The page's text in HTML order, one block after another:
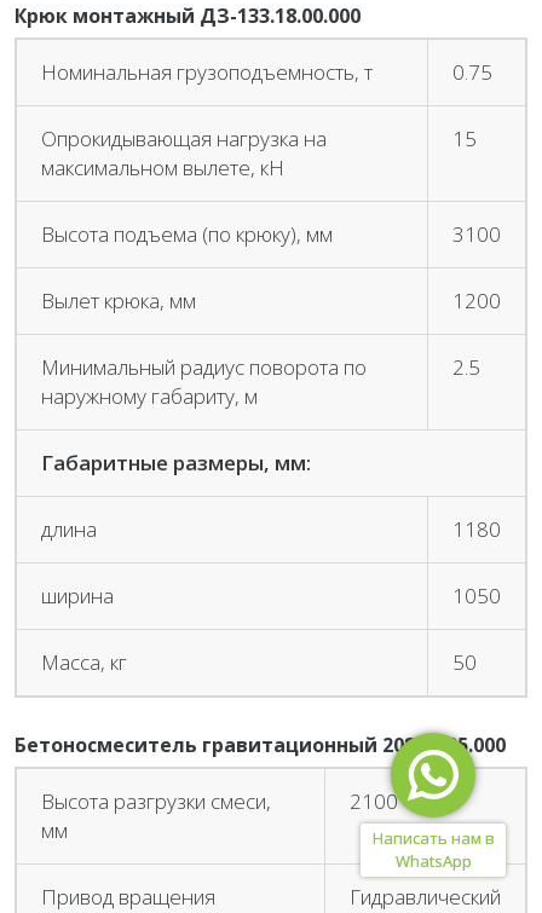
Крюк монтажный ДЗ-133.18.00.000
Номинальная грузоподъемность, т 0.75
Опрокидывающая нагрузка на
максимальном вылете, кН
15
Высота подъема (по крюку), мм 3100
Вылет крюка, мм 1200
Минимальный радиус поворота по
наружному габариту, м
2.5
Габаритные размеры, мм:
длина 1180
ширина 1050
Масса, кг 50
Бетоносмеситель гравитационный 208.46.35.000
Высота разгрузки смеси,
мм
2100
Привод вращения
Гидравлический
Написать нам в
WhatsApp